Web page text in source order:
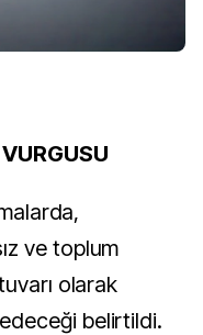
ve toplum
olarak
belirtildi.